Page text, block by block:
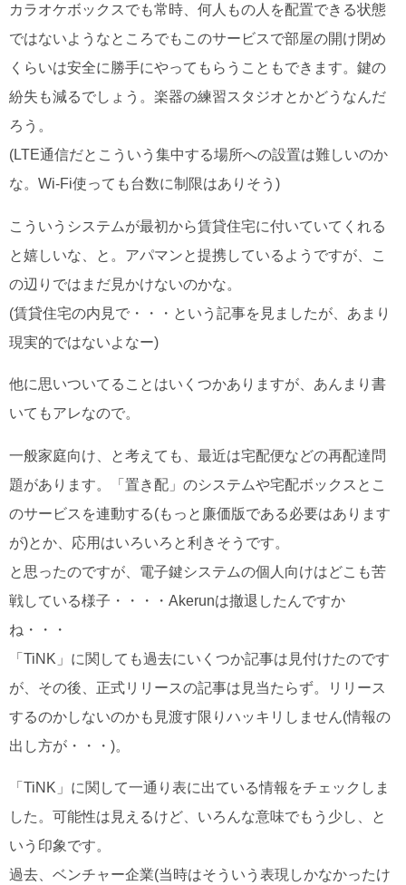
カラオケボックスでも常時、何人もの人を配置できる状態
ではないようなところでもこのサービスで部屋の開け閉め
くらいは安全に勝手にやってもらうこともできます。鍵の
紛失も減るでしょう。楽器の練習スタジオとかどうなんだ
ろう。
(LTE通信だとこういう集中する場所への設置は難しいのか
な。Wi-Fi使っても台数に制限はありそう)
こういうシステムが最初から賃貸住宅に付いていてくれる
と嬉しいな、と。アパマンと提携しているようですが、こ
の辺りではまだ見かけないのかな。
(賃貸住宅の内見で・・・という記事を見ましたが、あまり
現実的ではないよなー)
他に思いついてることはいくつかありますが、あんまり書
いてもアレなので。
一般家庭向け、と考えても、最近は宅配便などの再配達問
題があります。「置き配」のシステムや宅配ボックスとこ
のサービスを連動する(もっと廉価版である必要はあります
が)とか、応用はいろいろと利きそうです。
と思ったのですが、電子鍵システムの個人向けはどこも苦
戦している様子・・・・Akerunは撤退したんですか
ね・・・
「TiNK」に関しても過去にいくつか記事は見付けたのです
が、その後、正式リリースの記事は見当たらず。リリース
するのかしないのかも見渡す限りハッキリしません(情報の
出し方が・・・)。
「TiNK」に関して一通り表に出ている情報をチェックしま
した。可能性は見えるけど、いろんな意味でもう少し、と
いう印象です。
過去、ベンチャー企業(当時はそういう表現しかなかったけ